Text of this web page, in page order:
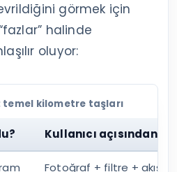
görmek için
halinde
oluyor:
kilometre taşları
Kullanıcı açısından
Fotoğraf + filtre + akış